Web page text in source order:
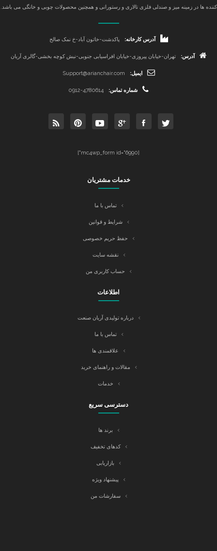
کننده ها در زمینه میز و صندلی فلزی تالاری و رستورانی و همچنین محصولات چوبی و خانگی می باشد.
آدرس کارخانه: پاکدشت-خاتون آباد-خ نمک صالح
آدرس: تهران-خیابان پیروزی-خیابان افراسیابی جنوبی-نبش کوچه بخشی-گالری آریان
ایمیل: Support@arianchair.com
شماره تماس: 0912-4780614
[mc4wp_form id="6990"]
خدمات مشتریان
تماس با ما
شرایط و قوانین
حفظ حریم خصوصی
نقشه سایت
حساب کاربری من
اطلاعات
درباره تولیدی آریان صنعت
تماس با ما
علاقمندی ها
مقالات و راهنمای خرید
خدمات
دسترسی سریع
برند ها
کدهای تخفیف
بازاریابی
پیشنهاد ویژه
سفارشات من